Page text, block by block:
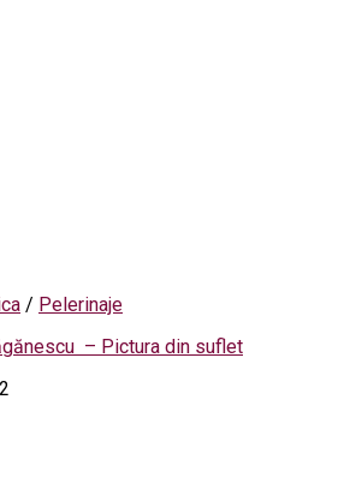
/ Pelerinaje
– Pictura din suflet